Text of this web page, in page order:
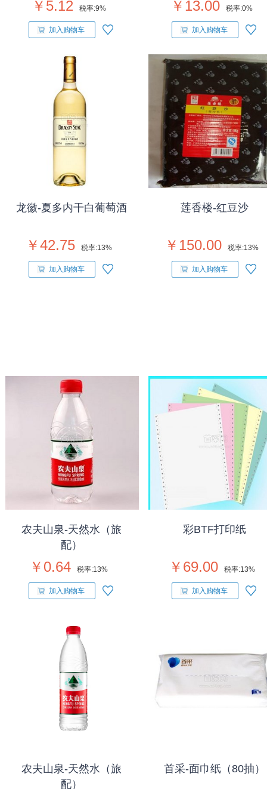
￥5.12 税率:9%
加入购物车
￥13.00 税率:0%
加入购物车
龙徽-夏多内干白葡萄酒
￥42.75 税率:13%
加入购物车
莲香楼-红豆沙
￥150.00 税率:13%
加入购物车
农夫山泉-天然水（旅
配）
￥0.64 税率:13%
加入购物车
彩BTF打印纸
￥69.00 税率:13%
加入购物车
农夫山泉-天然水（旅
配）
首采-面巾纸（80抽）